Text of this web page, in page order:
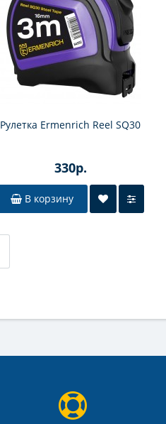
Рулетка Ermenrich Reel SQ30
330р.
В корзину